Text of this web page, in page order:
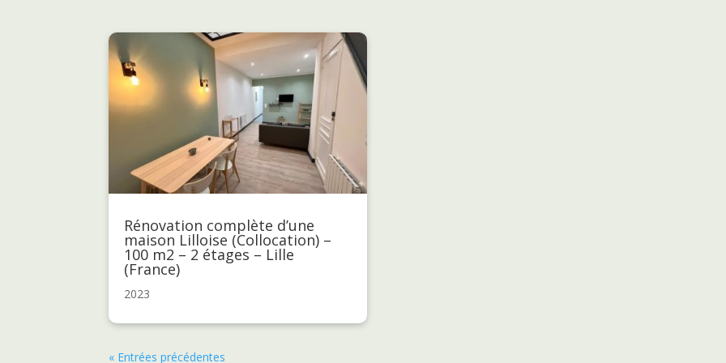
Rénovation complète d’une
maison Lilloise (Collocation) –
100 m2 – 2 étages – Lille
(France)
2023
« Entrées précédentes